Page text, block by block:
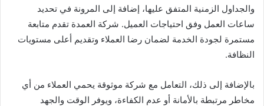
والجداول الزمنية المتفق عليها، إضافة إلى المرونة في تحديد
ساعات العمل وفق احتياجات العميل. شركة العمدة تقدم متابعة
مستمرة لجودة الخدمة لضمان رضا العملاء وتقديم أعلى مستويات
النظافة.
بالإضافة إلى ذلك، التعامل مع شركة موثوقة يحمي العملاء من أي
مخاطر مرتبطة بالأمانة أو عدم الكفاءة، ويوفر الوقت والجهد